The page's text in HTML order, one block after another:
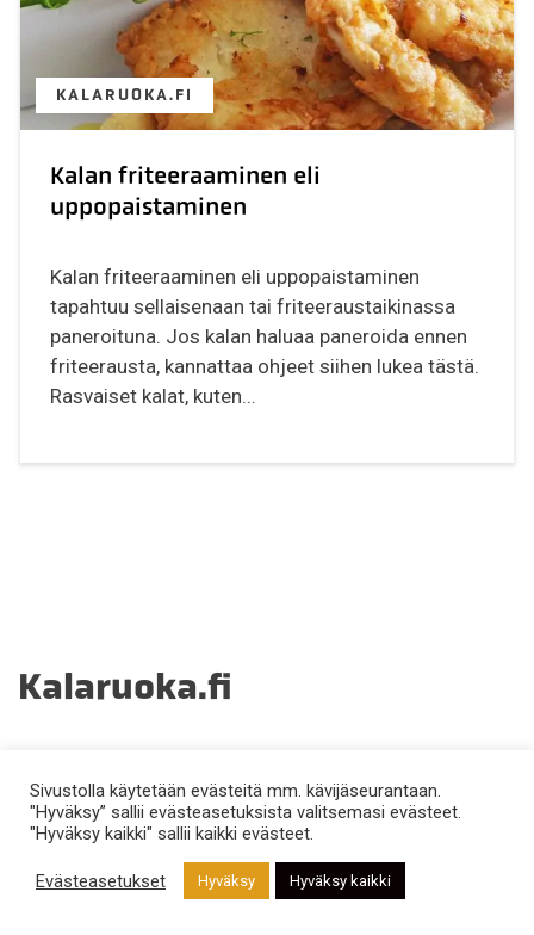
KALARUOKA.FI
Kalan friteeraaminen eli
uppopaistaminen
Kalan friteeraaminen eli uppopaistaminen
tapahtuu sellaisenaan tai friteeraustaikinassa
paneroituna. Jos kalan haluaa paneroida ennen
friteerausta, kannattaa ohjeet siihen lukea tästä.
Rasvaiset kalat, kuten...
Kalaruoka.fi
Ahven
Hauki
Norssi
Pasuri
Sivustolla käytetään evästeitä mm. kävijäseurantaan.
"Hyväksy” sallii evästeasetuksista valitsemasi evästeet.
"Hyväksy kaikki" sallii kaikki evästeet.
Evästeasetukset Hyväksy Hyväksy kaikki